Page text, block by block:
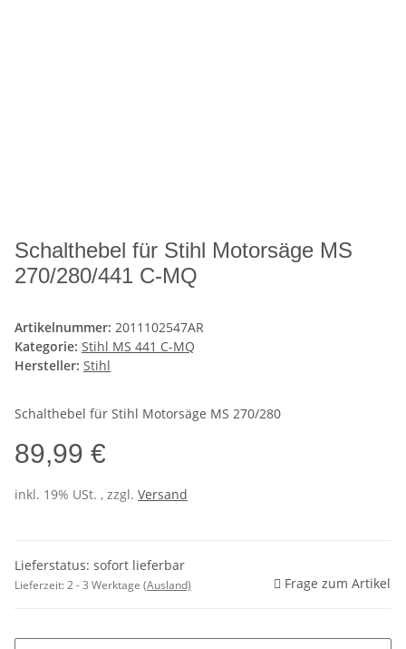
Schalthebel für Stihl Motorsäge MS
270/280/441 C-MQ
Artikelnummer: 2011102547AR
Kategorie: Stihl MS 441 C-MQ
Hersteller: Stihl
Schalthebel für Stihl Motorsäge MS 270/280
89,99 €
inkl. 19% USt. , zzgl. Versand
Lieferstatus: sofort lieferbar
Lieferzeit:2 - 3 Werktage (Ausland) Frage zum Artikel